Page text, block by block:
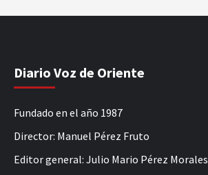
Diario Voz de Oriente
Fundado en el año 1987
Director: Manuel Pérez Fruto
Editor general: Julio Mario Pérez Morales